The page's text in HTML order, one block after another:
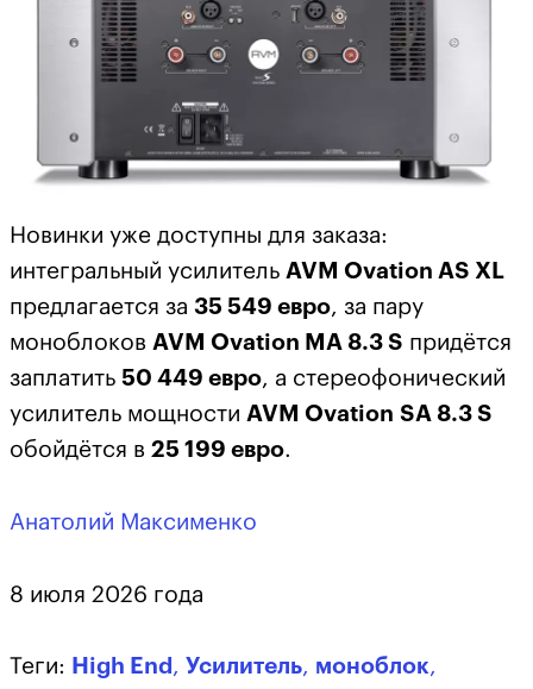
Новинки уже доступны для заказа:
интегральный усилитель AVM Ovation AS XL
предлагается за 35 549 евро, за пару
моноблоков AVM Ovation MA 8.3 S придётся
заплатить 50 449 евро, а стереофонический
усилитель мощности AVM Ovation SA 8.3 S
обойдётся в 25 199 евро.
Анатолий Максименко
8 июля 2026 года
Теги: High End , Усилитель, моноблок,